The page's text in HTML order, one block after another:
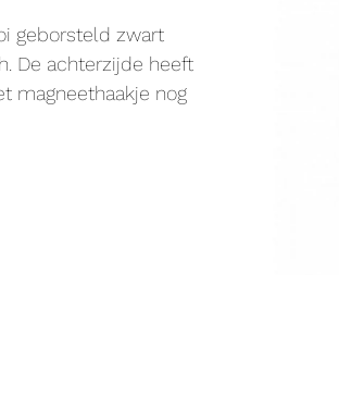
geborsteld zwart
De achterzijde heeft
magneethaakje nog